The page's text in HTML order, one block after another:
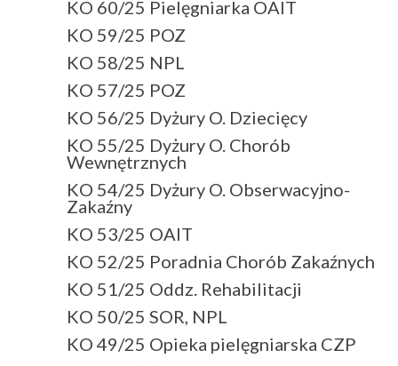
KO 60/25 Pielęgniarka OAIT
KO 59/25 POZ
KO 58/25 NPL
KO 57/25 POZ
KO 56/25 Dyżury O. Dziecięcy
KO 55/25 Dyżury O. Chorób
Wewnętrznych
KO 54/25 Dyżury O. Obserwacyjno-
Zakaźny
KO 53/25 OAIT
KO 52/25 Poradnia Chorób Zakaźnych
KO 51/25 Oddz. Rehabilitacji
KO 50/25 SOR, NPL
KO 49/25 Opieka pielęgniarska CZP